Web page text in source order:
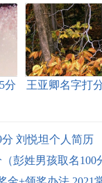
分
王亚卿名字打
刘悦坦个人简历
彭姓男孩取名100